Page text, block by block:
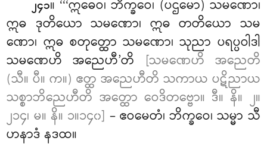
၂၄၁။ ‘‘‘ဣဓေဝ၊ ဘိက္ခဝေ၊ (ပဌမော) သမဏော၊
ဣဓ ဒုတိယော သမဏော၊ ဣဓ တတိယော သမ
ဏော၊ ဣဓ စတုတ္ထော သမဏော၊ သုညာ ပရပ္ပဝါဒါ
သမဏေဟိ အညေဟီ’တိ [သမဏေဟိ အညေတိ
(သီ။ ပီ။ က။) ဧတ္ထ အညေဟီတိ သကာယ ပဋိညာယ
သစ္စာဘိညေဟီတိ အတ္ထော ဝေဒိတဗ္ဗော။ ဒီ။ နိ။ ၂။
၂၁၄၊ မ။ နိ။ ၁။၁၄၀] – ဧဝမေတံ၊ ဘိက္ခဝေ၊ သမ္မာ သီ
ဟနာဒံ နဒထ။